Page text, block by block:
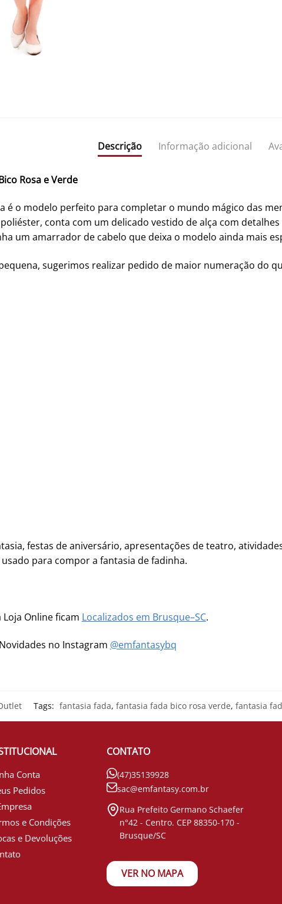
Descrição Informação adicional
Rosa e Verde
é o modelo perfeito para completar o mundo mágico das
conta com um delicado vestido de alça com
um amarrador de cabelo que deixa o modelo ainda mais
sugerimos realizar pedido de maior numeração do
festas de aniversário, apresentações de teatro,
para compor a fantasia de fadinha.
Loja Online ficam Localizados em Brusque–SC.
no Instagram @emfantasybq
Tags: fantasia fada, fantasia fada bico rosa verde, fantasia
Conta
Pedidos
e Condições
e Devoluções
CONTATO
(47)35139928
sac@emfantasy.com.br
Rua Prefeito Germano Schaefer
n°42 - Centro. CEP 88350-170 -
Brusque/SC
VER NO MAPA